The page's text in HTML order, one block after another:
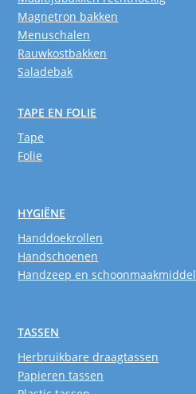
Magnetron bakken
Menuschalen
Rauwkostbakken
Saladebak
TAPE EN FOLIE
Tape
Folie
HYGIËNE
Handdoekrollen
Handschoenen
Handzeep en schoonmaakmiddel
TASSEN
Herbruikbare draagtassen
Papieren tassen